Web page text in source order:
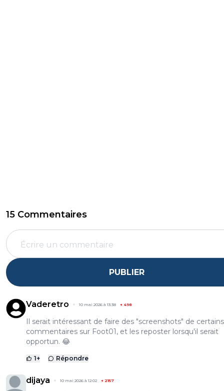
15 Commentaires
PUBLIER
Vaderetro 10 mai 2026 à 13:38 + 498
Il serait intéressant de faire des "screenshots" de certains
commentaires sur Foot01, et les reposter lorsqu'il serait
opportun. 😂
1+ Répondre
dijaya 10 mai 2026 à 12:02 + 2157